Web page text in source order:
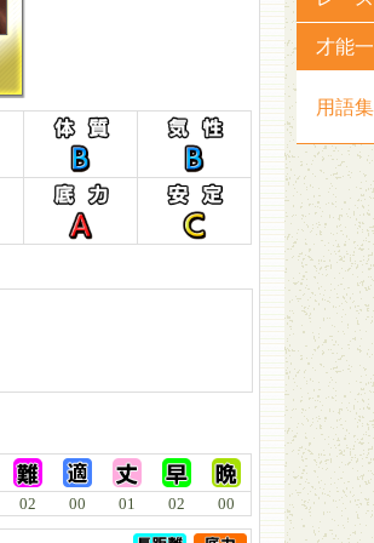
02 00 01 02 00
才能
用語集